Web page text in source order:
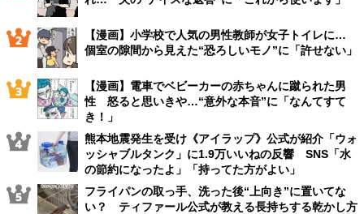
【漫画】小学校で人気の男性教師が女子トイレに…
個室の隙間から見えた“恐ろしいモノ”に「許せない」
【漫画】電車でベビーカーの赤ちゃんに蹴られた男
性 怒ると思いきや…“意外な本音”に「なんてすて
き！」
熊本地震発生を受け《アイラップ》公式が紹介「ウォ
ッシャブルタンク」に1.9万いいねの反響 SNS「水
の節約になったよ」「持ってた方がよい」
フライパンの取っ手、洗った後“上向き”に置いてな
い？ ティファール公式が教える長持ちする乾かし方